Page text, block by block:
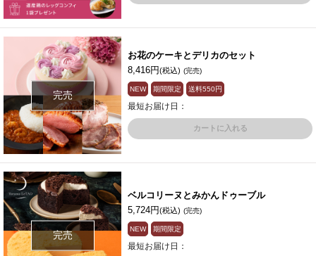
完売
お花のケーキとデリカのセット
8,416円(税込) (完売)
NEW 期間限定 送料550円
最短お届け日：
カートに入れる
完売
ベルコリーヌとみかんドゥーブル
5,724円(税込) (完売)
NEW 期間限定
最短お届け日：